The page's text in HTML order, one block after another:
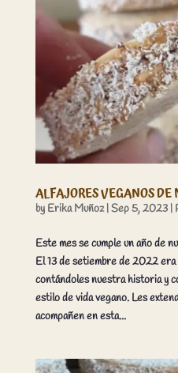
ALFAJORES VEGANOS
by Erika Muñoz|Sep 5, 2023|
Este mes se cumple un año de
El 13 de setiembre de 2022
contándoles nuestra historia y
estilo de vida vegano. Les
acompañen en esta...